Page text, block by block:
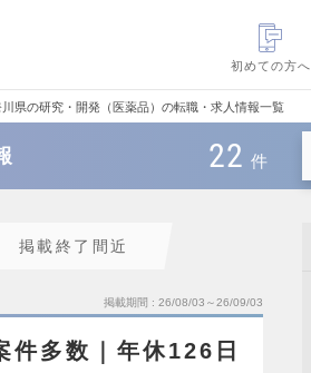
初めての方へ
川県の研究・開発（医薬品）の転職・求人情報一覧
22 件
掲載終了間近
掲載期間 26/08/03～26/09/03
件多数｜年休126日